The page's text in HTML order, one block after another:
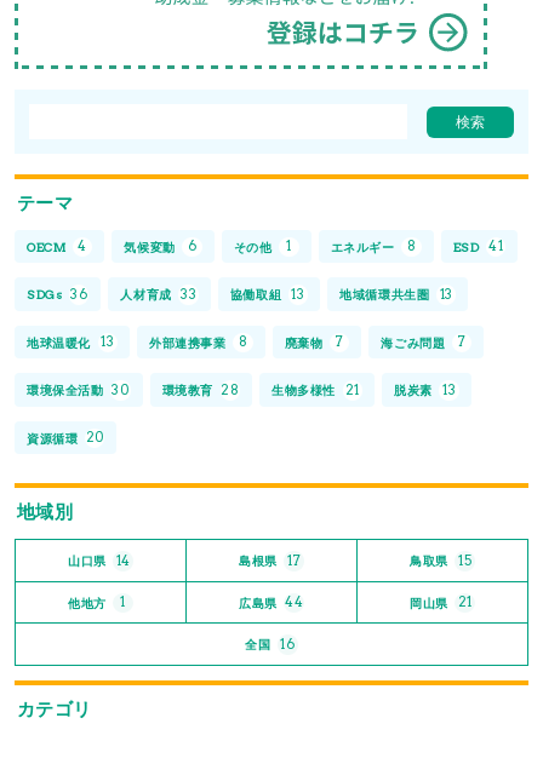
テーマ
OECM 4 気候変動 6 その他 1 エネルギー 8 ESD 41
SDGs 36 人材育成 33 協働取組 13 地域循環共生圏 13
地球温暖化 13 外部連携事業 8 廃棄物 7 海ごみ問題 7
環境保全活動 30 環境教育 28 生物多様性 21 脱炭素 13
資源循環 20
地域別
山口県 14 島根県 17 鳥取県 15
他地方 1 広島県 44 岡山県 21
全国 16
カテゴリ